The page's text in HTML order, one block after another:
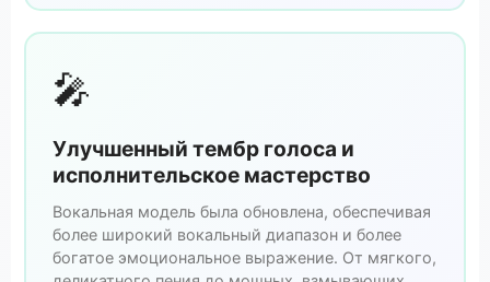
🎤
Улучшенный тембр голоса и
исполнительское мастерство
Вокальная модель была обновлена, обеспечивая
более широкий вокальный диапазон и более
богатоe эмоциональное выражение. От мягкого,